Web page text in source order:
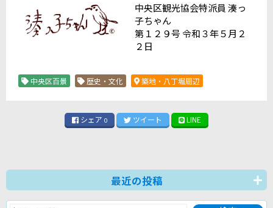
中央区観光協会特派員 湊っ
子ちゃん
第１２９号 令和３年５月２
２日
中央区百景 歴史・文化 築地・八丁堀周辺
シェア 0 ツイート LINE
最近の投稿